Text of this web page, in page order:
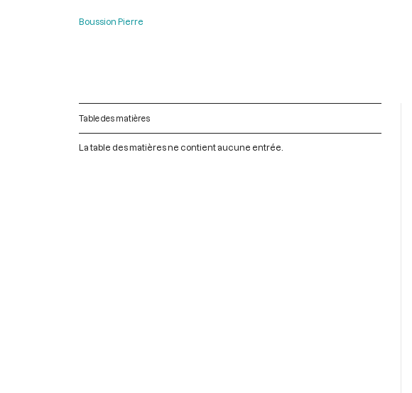
Boussion Pierre
Table des matières
La table des matières ne contient aucune entrée.